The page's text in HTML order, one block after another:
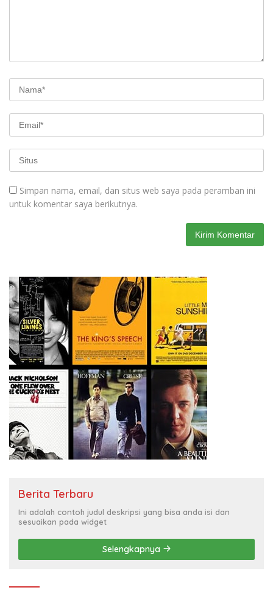
Simpan nama, email, dan situs web saya pada peramban ini
untuk komentar saya berikutnya.
Berita Terbaru
Ini adalah contoh judul deskripsi yang bisa anda isi dan
sesuaikan pada widget
Selengkapnya